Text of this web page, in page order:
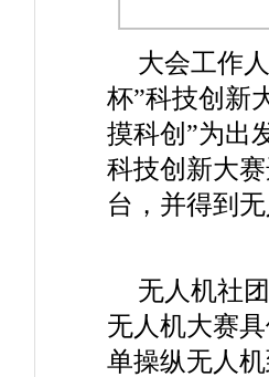
大会工作
杯”科技创新
摸科创”为出
科技创新大
台，并得到
无人机社
无人机大赛
单操纵无人